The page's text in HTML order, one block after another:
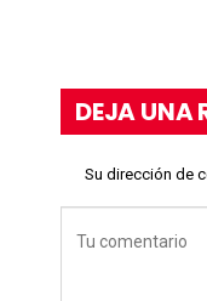
DEJA UNA
Su dirección de